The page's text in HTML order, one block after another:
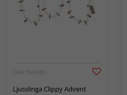
STAR TRADING
Ljusslinga Clippy Advent